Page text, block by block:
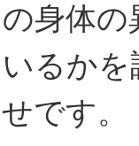
身体
るか
です。